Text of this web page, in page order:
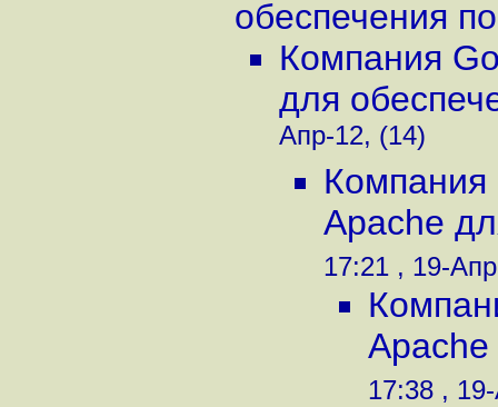
обеспечения
Компания
для
Апр-12, (14)
Компания
Apache
17:21 , 19-
17:38 ,